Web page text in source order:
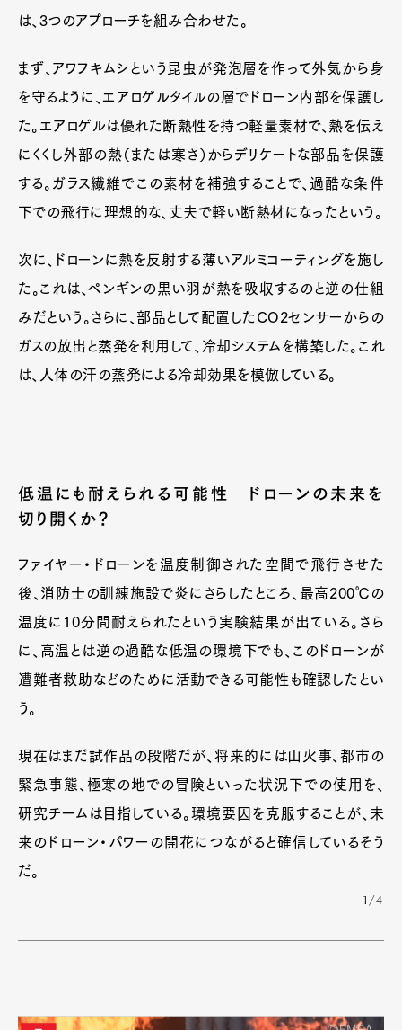
は、3つのアプローチを組み合わせた。
まず、アワフキムシという昆虫が発泡層を作って外気から身
を守るように、エアロゲルタイルの層でドローン内部を保護し
た。エアロゲルは優れた断熱性を持つ軽量素材で、熱を伝え
にくくし外部の熱（または寒さ）からデリケートな部品を保護
する。ガラス繊維でこの素材を補強することで、過酷な条件
下での飛行に理想的な、丈夫で軽い断熱材になったという。
次に、ドローンに熱を反射する薄いアルミコーティングを施し
た。これは、ペンギンの黒い羽が熱を吸収するのと逆の仕組
みだという。さらに、部品として配置したCO2センサーからの
ガスの放出と蒸発を利用して、冷却システムを構築した。これ
は、人体の汗の蒸発による冷却効果を模倣している。
低温にも耐えられる可能性 ドローンの未来を
切り開くか？
ファイヤー・ドローンを温度制御された空間で飛行させた
後、消防士の訓練施設で炎にさらしたところ、最高200℃の
温度に10分間耐えられたという実験結果が出ている。さら
に、高温とは逆の過酷な低温の環境下でも、このドローンが
遭難者救助などのために活動できる可能性も確認したとい
う。
現在はまだ試作品の段階だが、将来的には山火事、都市の
緊急事態、極寒の地での冒険といった状況下での使用を、
研究チームは目指している。環境要因を克服することが、未
来のドローン・パワーの開花につながると確信しているそう
だ。
1/4